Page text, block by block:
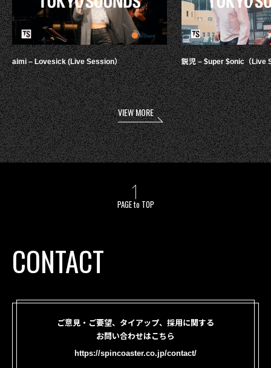
aimi – Lovesick (Live Session） 鋭児 – $uper $onic（Live
VIEW MORE
PAGE to TOP
CONTACT
ご意見・ご要望、タイアップ、採用に関する
お問い合わせはこちら
https://spincoaster.co.jp/contact/